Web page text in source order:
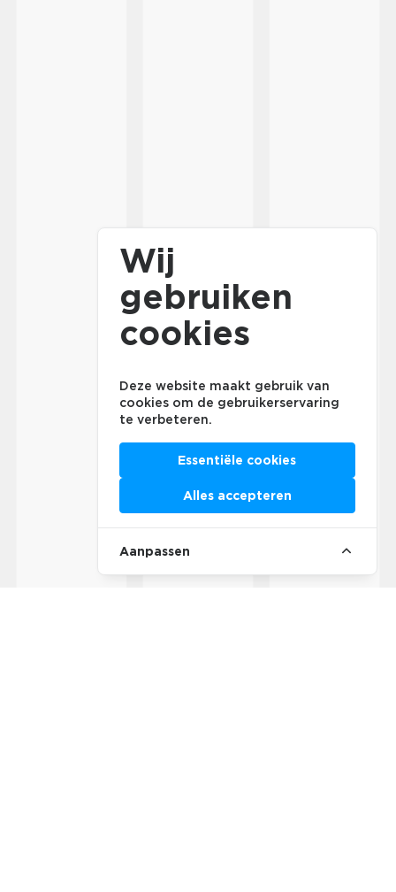
Wij
gebruiken
cookies
Deze website maakt gebruik van
cookies om de gebruikerservaring
te verbeteren.
Essentiële cookies
Alles accepteren
Aanpassen